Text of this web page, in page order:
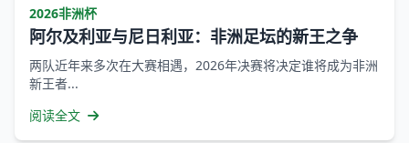
2026非洲杯
阿尔及利亚与尼日利亚：非洲足坛的新王之争
两队近年来多次在大赛相遇，2026年决赛将决定谁将成为非洲
新王者...
阅读全文